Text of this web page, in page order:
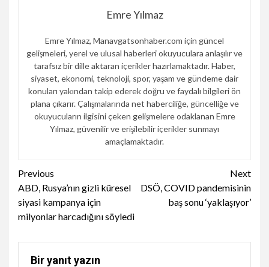
Emre Yılmaz
Emre Yılmaz, Manavgatsonhaber.com için güncel
gelişmeleri, yerel ve ulusal haberleri okuyuculara anlaşılır ve
tarafsız bir dille aktaran içerikler hazırlamaktadır. Haber,
siyaset, ekonomi, teknoloji, spor, yaşam ve gündeme dair
konuları yakından takip ederek doğru ve faydalı bilgileri ön
plana çıkarır. Çalışmalarında net haberciliğe, güncelliğe ve
okuyucuların ilgisini çeken gelişmelere odaklanan Emre
Yılmaz, güvenilir ve erişilebilir içerikler sunmayı
amaçlamaktadır.
Continue
Reading
Previous
ABD, Rusya’nın gizli küresel
siyasi kampanya için
milyonlar harcadığını söyledi
Next
DSÖ, COVID pandemisinin
baş sonu ‘yaklaşıyor’
Bir yanıt yazın